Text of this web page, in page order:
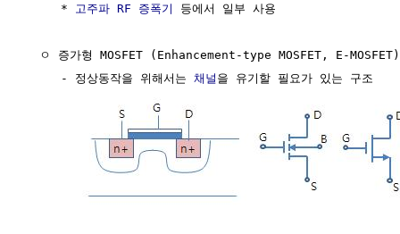
     *
고주파 RF 증폭기 등에서 일부 사용
  ㅇ 증가형 MOSFET (Enhancement-type MOSFET, E-MOSFET)
     - 정상동작을 위해서는
채널 을 유기할 필요가 있는 구조